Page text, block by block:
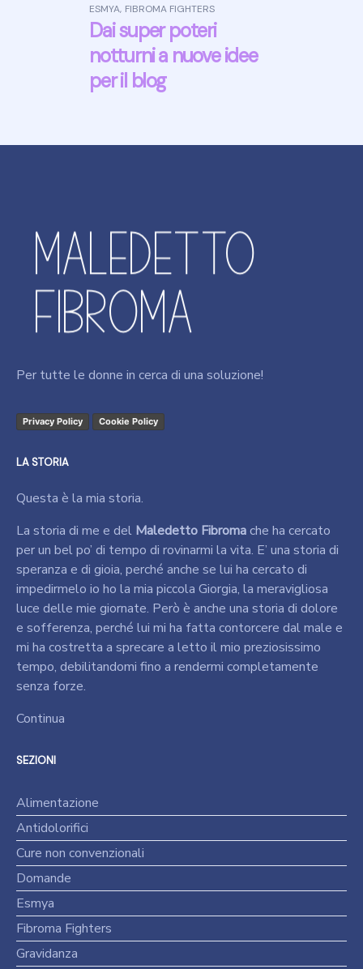
ESMYA, FIBROMA FIGHTERS
Dai super poteri
notturni a nuove idee
per il blog
Per tutte le donne in cerca di una soluzione!
Privacy Policy Cookie Policy
LA STORIA
Questa è la mia storia.
La storia di me e del Maledetto Fibromache ha cercato
per un bel po’ di tempo di rovinarmi la vita. E’ una storia di
speranza e di gioia, perché anche se lui ha cercato di
impedirmelo io ho la mia piccola Giorgia, la meravigliosa
luce delle mie giornate. Però è anche una storia di dolore
e sofferenza, perché lui mi ha fatta contorcere dal male e
mi ha costretta a sprecare a letto il mio preziosissimo
tempo, debilitandomi fino a rendermi completamente
senza forze.
Continua
SEZIONI
Alimentazione
Antidolorifici
Cure non convenzionali
Domande
Esmya
Fibroma Fighters
Gravidanza